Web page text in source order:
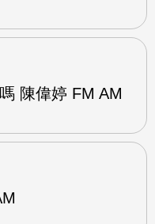
陳偉婷 FM AM